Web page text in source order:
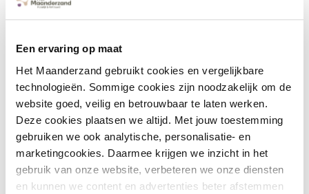
Een ervaring op maat
Het Maanderzand gebruikt cookies en vergelijkbare
technologieën. Sommige cookies zijn noodzakelijk om de
website goed, veilig en betrouwbaar te laten werken.
Deze cookies plaatsen we altijd. Met jouw toestemming
gebruiken we ook analytische, personalisatie- en
marketingcookies. Daarmee krijgen we inzicht in het
gebruik van onze website, verbeteren we onze diensten
en kunnen we content en advertenties beter afstemmen
werkgeverschap. Het keurmerk is gratis en niet te koop,
beoordeling van hun eigen medewerkers. Dit maakt dat
goede werkgever terecht komen.